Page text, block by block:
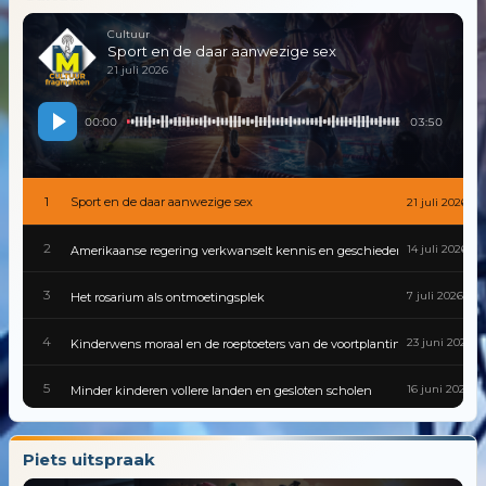
Cultuur
Sport en de daar aanwezige sex
21 juli 2026
00:00 03:50
1 Sport en de daar aanwezige sex 21 juli 2026
2 Amerikaanse regering verkwanselt kennis en geschiedenis14 juli 2026
3 Het rosarium als ontmoetingsplek 7 juli 2026
4 Kinderwens moraal en de roeptoeters van de voortplantingspolitiek
23 juni 2026
5 Minder kinderen vollere landen en gesloten scholen 16 juni 2026
6 Gevaarlijke besmettingen zijn van alle tijden 9 juni 2026
7 2 juni 2026
Piets uitspraak